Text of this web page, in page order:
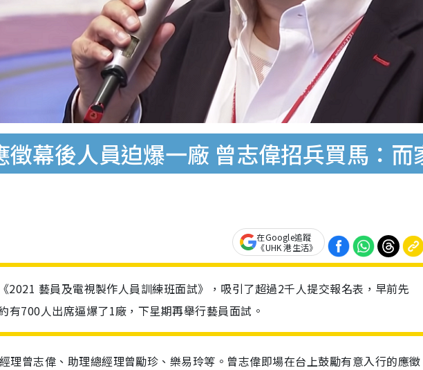
徵幕後人員迫爆一廠 曾志偉招兵買馬：
在Google追蹤
《UHK 港生活》
2021 藝員及電視製作人員訓練班面試》，吸引了超過2千人提交報名表，早前先
有700人出席逼爆了1廠，下星期再舉行藝員面試。
理曾志偉、助理總經理曾勵珍、樂易玲等。曾志偉即場在台上鼓勵有意入行的應徵